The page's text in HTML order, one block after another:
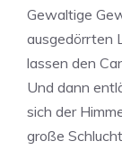
Gewaltige
ausgedörrten
lassen den
Und dann
sich der
große